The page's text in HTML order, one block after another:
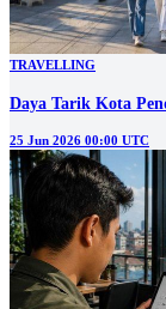
TRAVELLING
Daya Tarik Kota
25 Jun 2026 00:00 UTC